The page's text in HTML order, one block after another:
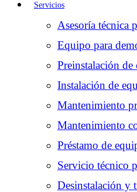
Servicios
Asesoría técnica
Equipo para
Preinstalación
Instalación de
Mantenimiento
Mantenimiento
Préstamo de
Servicio técnico
Desinstalación y